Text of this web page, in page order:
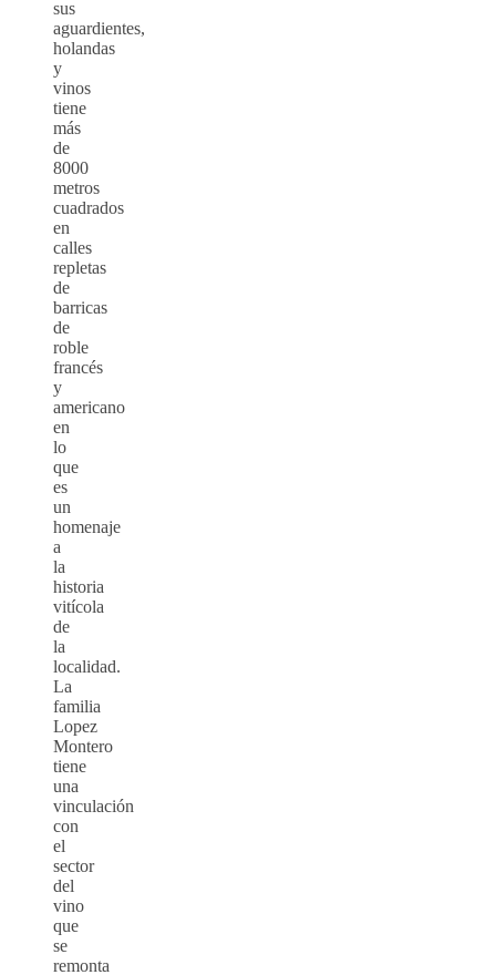
sus
aguardientes,
holandas
y
vinos
tiene
más
de
8000
metros
cuadrados
en
calles
repletas
de
barricas
de
roble
francés
y
americano
en
lo
que
es
un
homenaje
a
la
historia
vitícola
de
la
localidad.
La
familia
Lopez
Montero
tiene
una
vinculación
con
el
sector
del
vino
que
se
remonta